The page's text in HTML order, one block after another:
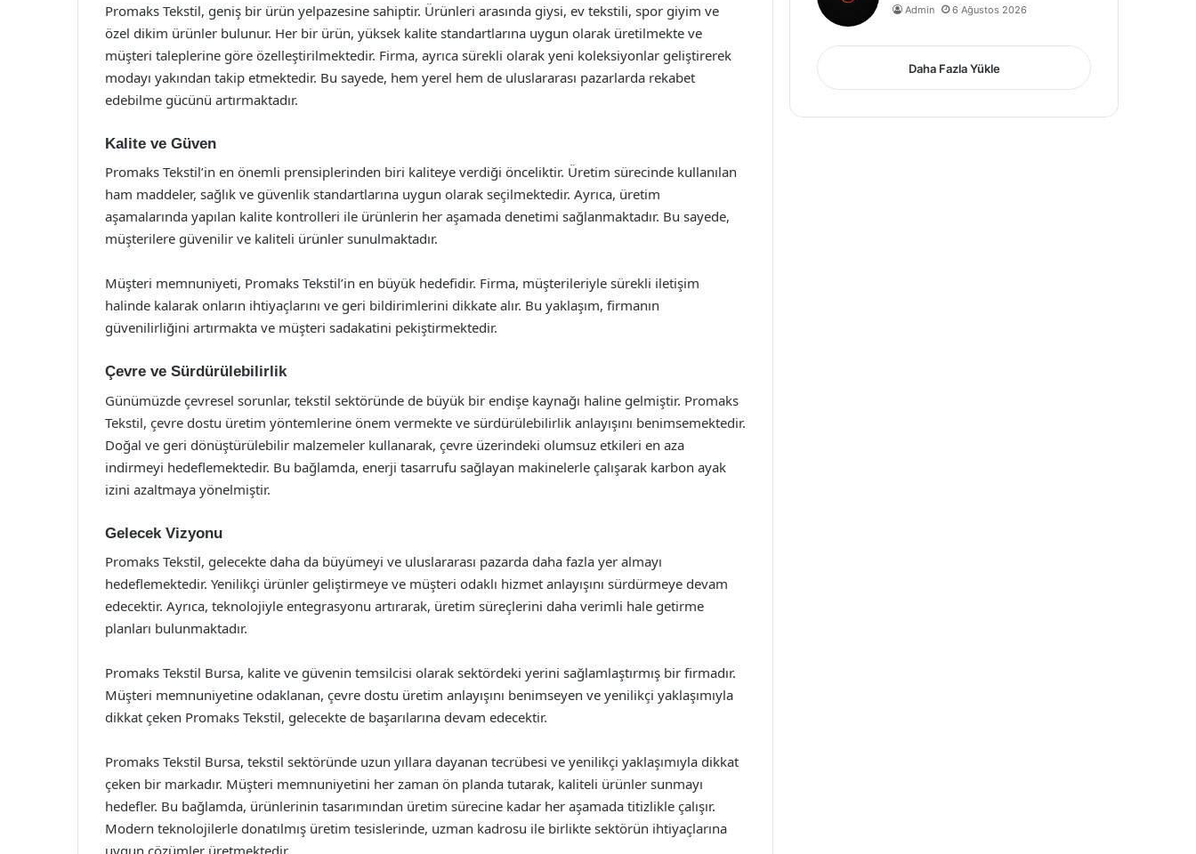
Promaks Tekstil, geniş bir ürün yelpazesine sahiptir. Ürünleri arasında giysi, ev tekstili, spor giyim ve
özel dikim ürünler bulunur. Her bir ürün, yüksek kalite standartlarına uygun olarak üretilmekte ve
müşteri taleplerine göre özelleştirilmektedir. Firma, ayrıca sürekli olarak yeni koleksiyonlar geliştirerek
modayı yakından takip etmektedir. Bu sayede, hem yerel hem de uluslararası pazarlarda rekabet
edebilme gücünü artırmaktadır.
Kalite ve Güven
Promaks Tekstil’in en önemli prensiplerinden biri kaliteye verdiği önceliktir. Üretim sürecinde kullanılan
ham maddeler, sağlık ve güvenlik standartlarına uygun olarak seçilmektedir. Ayrıca, üretim
aşamalarında yapılan kalite kontrolleri ile ürünlerin her aşamada denetimi sağlanmaktadır. Bu sayede,
müşterilere güvenilir ve kaliteli ürünler sunulmaktadır.
Müşteri memnuniyeti, Promaks Tekstil’in en büyük hedefidir. Firma, müşterileriyle sürekli iletişim
halinde kalarak onların ihtiyaçlarını ve geri bildirimlerini dikkate alır. Bu yaklaşım, firmanın
güvenilirliğini artırmakta ve müşteri sadakatini pekiştirmektedir.
Çevre ve Sürdürülebilirlik
Günümüzde çevresel sorunlar, tekstil sektöründe de büyük bir endişe kaynağı haline gelmiştir. Promaks
Tekstil, çevre dostu üretim yöntemlerine önem vermekte ve sürdürülebilirlik anlayışını benimsemektedir.
Doğal ve geri dönüştürülebilir malzemeler kullanarak, çevre üzerindeki olumsuz etkileri en aza
indirmeyi hedeflemektedir. Bu bağlamda, enerji tasarrufu sağlayan makinelerle çalışarak karbon ayak
izini azaltmaya yönelmiştir.
Gelecek Vizyonu
Promaks Tekstil, gelecekte daha da büyümeyi ve uluslararası pazarda daha fazla yer almayı
hedeflemektedir. Yenilikçi ürünler geliştirmeye ve müşteri odaklı hizmet anlayışını sürdürmeye devam
edecektir. Ayrıca, teknolojiyle entegrasyonu artırarak, üretim süreçlerini daha verimli hale getirme
planları bulunmaktadır.
Promaks Tekstil Bursa, kalite ve güvenin temsilcisi olarak sektördeki yerini sağlamlaştırmış bir firmadır.
Müşteri memnuniyetine odaklanan, çevre dostu üretim anlayışını benimseyen ve yenilikçi yaklaşımıyla
dikkat çeken Promaks Tekstil, gelecekte de başarılarına devam edecektir.
Promaks Tekstil Bursa, tekstil sektöründe uzun yıllara dayanan tecrübesi ve yenilikçi yaklaşımıyla dikkat
çeken bir markadır. Müşteri memnuniyetini her zaman ön planda tutarak, kaliteli ürünler sunmayı
hedefler. Bu bağlamda, ürünlerinin tasarımından üretim sürecine kadar her aşamada titizlikle çalışır.
Modern teknolojilerle donatılmış üretim tesislerinde, uzman kadrosu ile birlikte sektörün ihtiyaçlarına
uygun çözümler üretmektedir.
Admin 6 Ağustos 2026
Daha Fazla Yükle